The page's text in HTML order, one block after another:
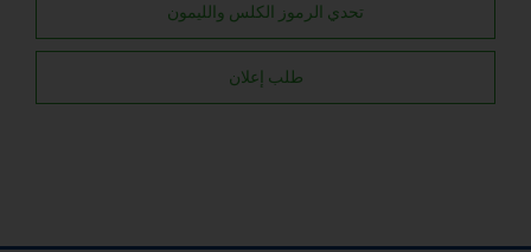
تحدي الرموز الكلس والليمون
طلب إعلان